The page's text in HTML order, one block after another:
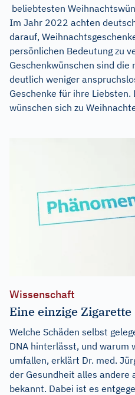
beliebtesten
Im Jahr 2022 achten
darauf,
persönlichen Bedeutung zu
Geschenkwünschen sind die
deutlich weniger
Geschenke für ihre
wünschen sich zu
Wissenschaft
Eine einzige
Welche Schäden selbst
DNA hinterlässt, und
umfallen, erklärt Dr. med.
der Gesundheit alles andere
bekannt. Dabei ist es